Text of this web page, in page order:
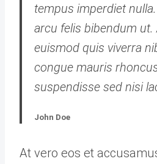
tempus imperdiet
arcu felis bibendum
euismod quis viverra
congue mauris
suspendisse sed nisi
John Doe
At vero eos et